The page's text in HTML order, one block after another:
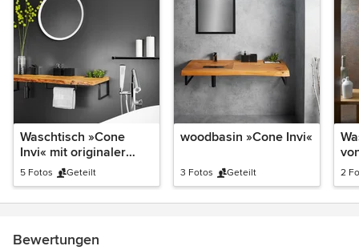
Waschtisch »Cone
Invi« mit originaler
Waldkante
5 Fotos Geteilt
woodbasin »Cone Invi«
3 Fotos Geteilt 2
Bewertungen